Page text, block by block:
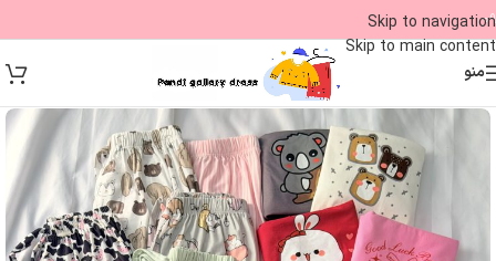
Skip to navigation
Skip to main content
09
منو